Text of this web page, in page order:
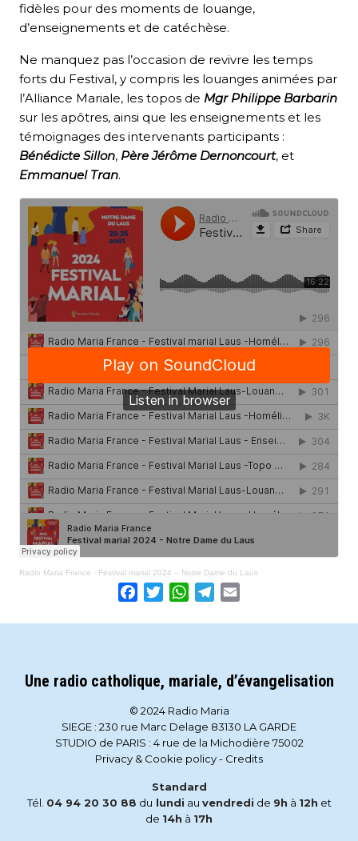
fidèles pour des moments de louange,
d’enseignements et de catéchèse.
Ne manquez pas l’occasion de revivre les temps
forts du Festival, y compris les louanges animées par
l’Alliance Mariale, les topos de Mgr Philippe Barbarin
sur les apôtres, ainsi que les enseignements et les
témoignages des intervenants participants :
Bénédicte Sillon, Père Jérôme Dernoncourt, et
Emmanuel Tran.
Radio Maria France · Festival marial 2024 – Notre Dame du Laus
Facebook
TwitterWhatsApp
Telegram
Une radio catholique, mariale, d’évangelisation
© 2024 Radio Maria
SIEGE : 230 rue Marc Delage 83130 LA GARDE
STUDIO de PARIS : 4 rue de la Michodière 75002
Privacy & Cookie policy- Credits
Standard
Tél. 04 94 20 30 88 du lundi au vendredi de 9h à 12h et
de 14h à 17h